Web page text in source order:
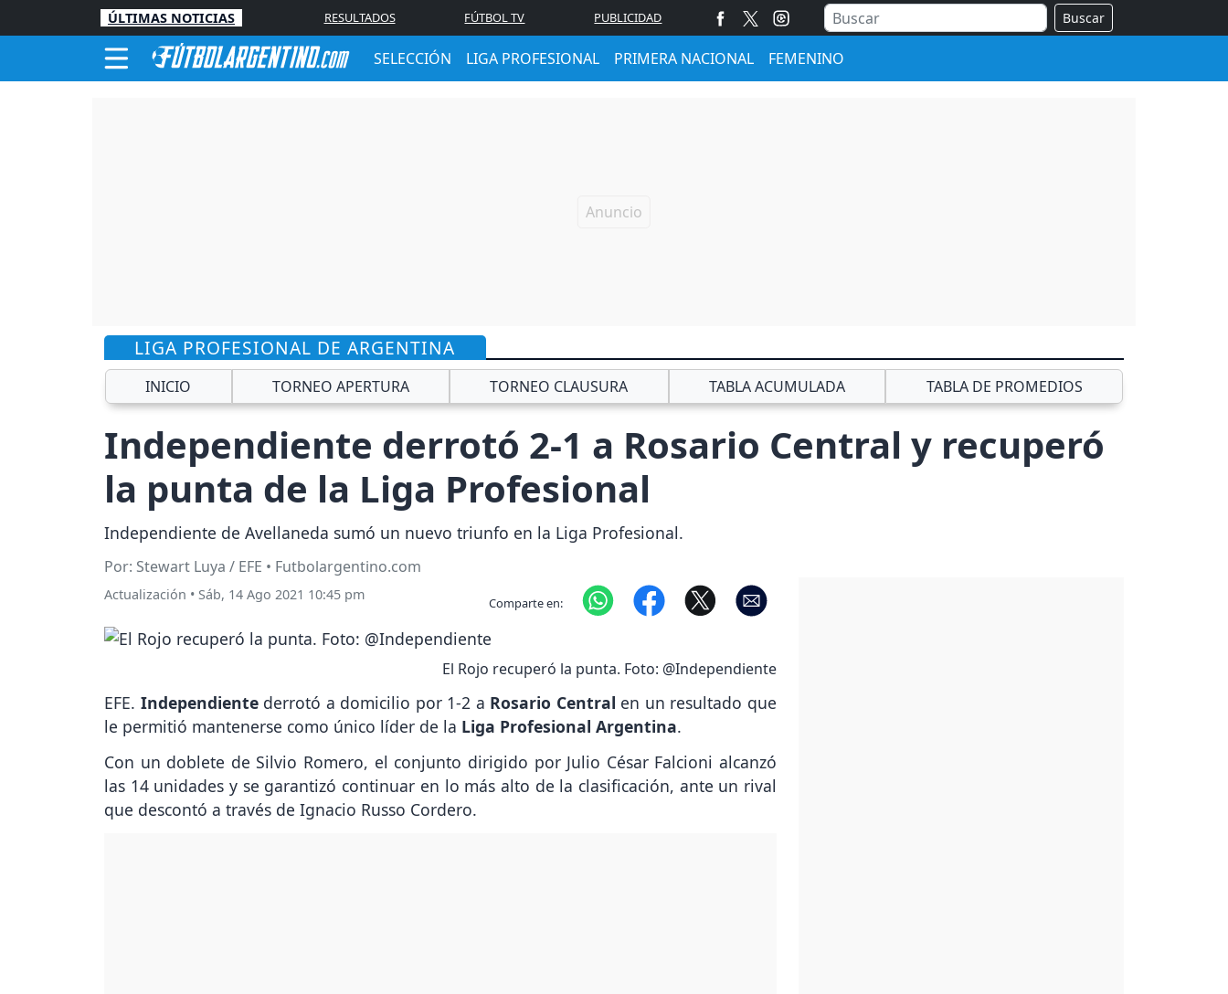
ÚLTIMAS NOTICIAS RESULTADOS FÚTBOL TV PUBLICIDAD Buscar
SELECCIÓN LIGA PROFESIONAL PRIMERA NACIONAL FEMENINO
LIGA PROFESIONAL DE ARGENTINA
INICIO TORNEO APERTURA TORNEO CLAUSURA TABLA ACUMULADA TABLA DE PROMEDIOS
Independiente derrotó 2-1 a Rosario Central y recuperó
la punta de la Liga Profesional
Independiente de Avellaneda sumó un nuevo triunfo en la Liga Profesional.
Por: Stewart Luya / EFE • Futbolargentino.com
Actualización • Sáb, 14 Ago 2021 10:45 pm Comparte en:
El Rojo recuperó la punta. Foto: @Independiente
EFE. Independiente derrotó a domicilio por 1-2 a Rosario Central en un resultado que
le permitió mantenerse como único líder de la Liga Profesional Argentina.
Con un doblete de Silvio Romero, el conjunto dirigido por Julio César Falcioni alcanzó
las 14 unidades y se garantizó continuar en lo más alto de la clasificación, ante un rival
que descontó a través de Ignacio Russo Cordero.